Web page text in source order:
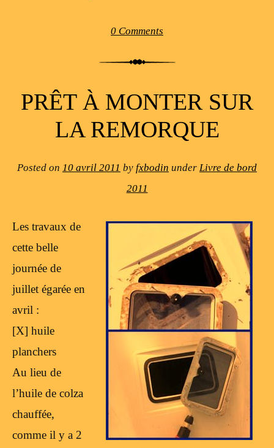
0 Comments
PRÊT À MONTER SUR
LA REMORQUE
Posted on 10 avril 2011 by fxbodin under Livre de bord
2011
Les travaux de
cette belle
journée de
juillet égarée en
avril :
[X] huile
planchers
Au lieu de
l’huile de colza
chauffée,
comme il y a 2